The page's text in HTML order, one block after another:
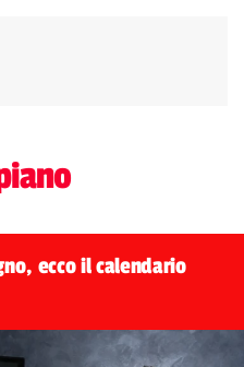
ecco il calendario